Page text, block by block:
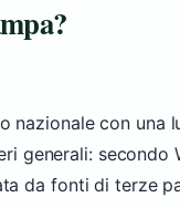
nazionale con una
generali:
da fonti di terze